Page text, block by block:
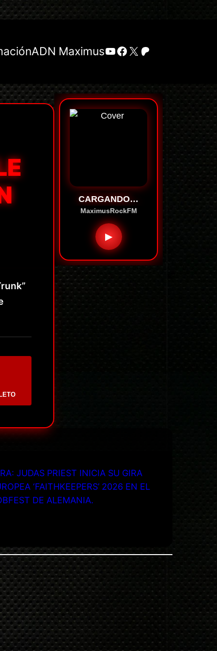
ADN MaximusYouTube
Facebook
X Patreon
CARGANDO…
MaximusRockFM
▶
JUDAS PRIEST INICIA SU GIRA
‘FAITHKEEPERS’ 2026 EN EL
DE ALEMANIA.